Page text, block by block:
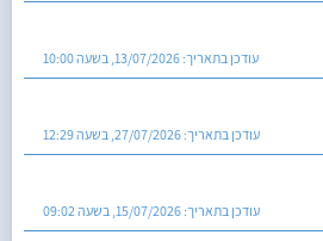
עודכן בתאריך: 13/07/2026, בשעה 10:00
עודכן בתאריך: 27/07/2026, בשעה 12:29
עודכן בתאריך: 15/07/2026, בשעה 09:02